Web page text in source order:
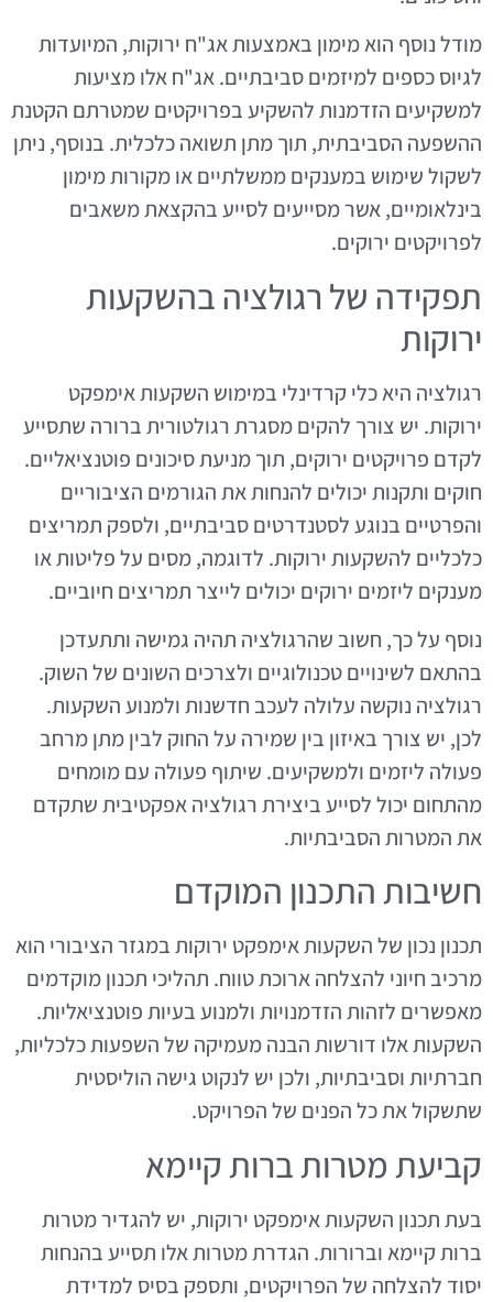
מודל נוסף הוא מימון באמצעות אג"ח ירוקות, המיועדות
לגיוס כספים למיזמים סביבתיים. אג"ח אלו מציעות
למשקיעים הזדמנות להשקיע בפרויקטים שמטרתם הקטנת
ההשפעה הסביבתית, תוך מתן תשואה כלכלית. בנוסף, ניתן
לשקול שימוש במענקים ממשלתיים או מקורות מימון
בינלאומיים, אשר מסייעים לסייע בהקצאת משאבים
לפרויקטים ירוקים.
תפקידה של רגולציה בהשקעות
ירוקות
רגולציה היא כלי קרדינלי במימוש השקעות אימפקט
ירוקות. יש צורך להקים מסגרת רגולטורית ברורה שתסייע
לקדם פרויקטים ירוקים, תוך מניעת סיכונים פוטנציאליים.
חוקים ותקנות יכולים להנחות את הגורמים הציבוריים
והפרטיים בנוגע לסטנדרטים סביבתיים, ולספק תמריצים
כלכליים להשקעות ירוקות. לדוגמה, מסים על פליטות או
מענקים ליזמים ירוקים יכולים לייצר תמריצים חיוביים.
נוסף על כך, חשוב שהרגולציה תהיה גמישה ותתעדכן
בהתאם לשינויים טכנולוגיים ולצרכים השונים של השוק.
רגולציה נוקשה עלולה לעכב חדשנות ולמנוע השקעות.
לכן, יש צורך באיזון בין שמירה על החוק לבין מתן מרחב
פעולה ליזמים ולמשקיעים. שיתוף פעולה עם מומחים
מהתחום יכול לסייע ביצירת רגולציה אפקטיבית שתקדם
את המטרות הסביבתיות.
חשיבות התכנון המוקדם
תכנון נכון של השקעות אימפקט ירוקות במגזר הציבורי הוא
מרכיב חיוני להצלחה ארוכת טווח. תהליכי תכנון מוקדמים
מאפשרים לזהות הזדמנויות ולמנוע בעיות פוטנציאליות.
השקעות אלו דורשות הבנה מעמיקה של השפעות כלכליות,
חברתיות וסביבתיות, ולכן יש לנקוט גישה הוליסטית
שתשקול את כל הפנים של הפרויקט.
קביעת מטרות ברות קיימא
בעת תכנון השקעות אימפקט ירוקות, יש להגדיר מטרות
ברות קיימא וברורות. הגדרת מטרות אלו תסייע בהנחות
יסוד להצלחה של הפרויקטים, ותספק בסיס למדידת